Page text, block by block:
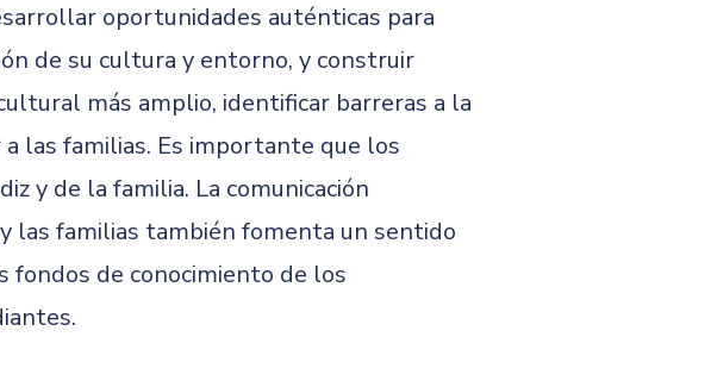
oportunidades auténticas para
de su cultura y entorno, y construir
más amplio, identificar barreras a la
las familias. Es importante que los
y de la familia. La comunicación
las familias también fomenta un sentido
de conocimiento de los